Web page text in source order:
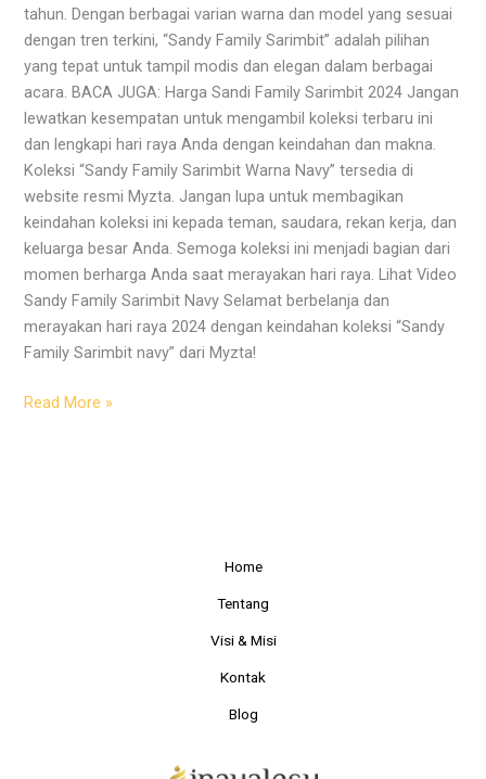
tahun. Dengan berbagai varian warna dan model yang sesuai
dengan tren terkini, “Sandy Family Sarimbit” adalah pilihan
yang tepat untuk tampil modis dan elegan dalam berbagai
acara. BACA JUGA: Harga Sandi Family Sarimbit 2024 Jangan
lewatkan kesempatan untuk mengambil koleksi terbaru ini
dan lengkapi hari raya Anda dengan keindahan dan makna.
Koleksi “Sandy Family Sarimbit Warna Navy” tersedia di
website resmi Myzta. Jangan lupa untuk membagikan
keindahan koleksi ini kepada teman, saudara, rekan kerja, dan
keluarga besar Anda. Semoga koleksi ini menjadi bagian dari
momen berharga Anda saat merayakan hari raya. Lihat Video
Sandy Family Sarimbit Navy Selamat berbelanja dan
merayakan hari raya 2024 dengan keindahan koleksi “Sandy
Family Sarimbit navy” dari Myzta!
Read More »
Home
Tentang
Visi & Misi
Kontak
Blog